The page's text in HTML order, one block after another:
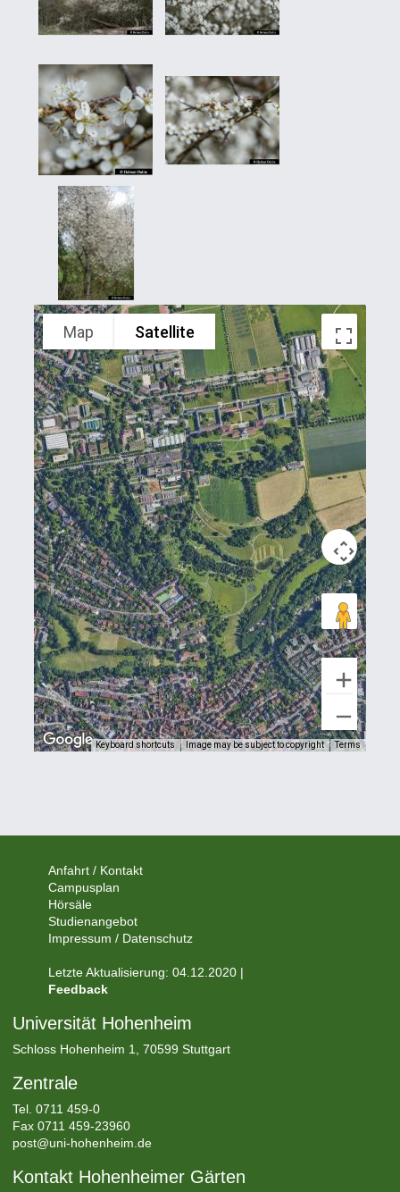
Map Satellite
Keyboard shortcuts Image may be subject to copyright Terms
Anfahrt / Kontakt
Campusplan
Hörsäle
Studienangebot
Impressum / Datenschutz
Letzte Aktualisierung: 04.12.2020 |
Feedback
Universität Hohenheim
Schloss Hohenheim 1, 70599 Stuttgart
Zentrale
Tel. 0711 459-0
Fax 0711 459-23960
post@uni-hohenheim.de
Kontakt Hohenheimer Gärten